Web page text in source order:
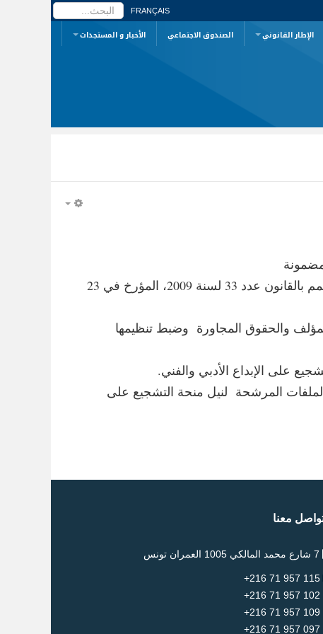
البحث...
FRANÇAIS
الإطار القانوني الصندوق الاجتماعي الأخبار و المستجدات
القانون عدد 36 لسنة 1994، المؤرخ في 24 فيفري 1994، المتعلق بالملكية الأدبية والفنية ، المنقح و المتمم بالقانون عدد 33 لسنة 2009، المؤرخ في 23
التونسية لحقوق المؤلف والحقوق المجاورة وضبط تنظيمها
المكلفة بدراسة الملفات المرشحة لنيل منحة التشجيع على
معنا
115 957 71 216+
109